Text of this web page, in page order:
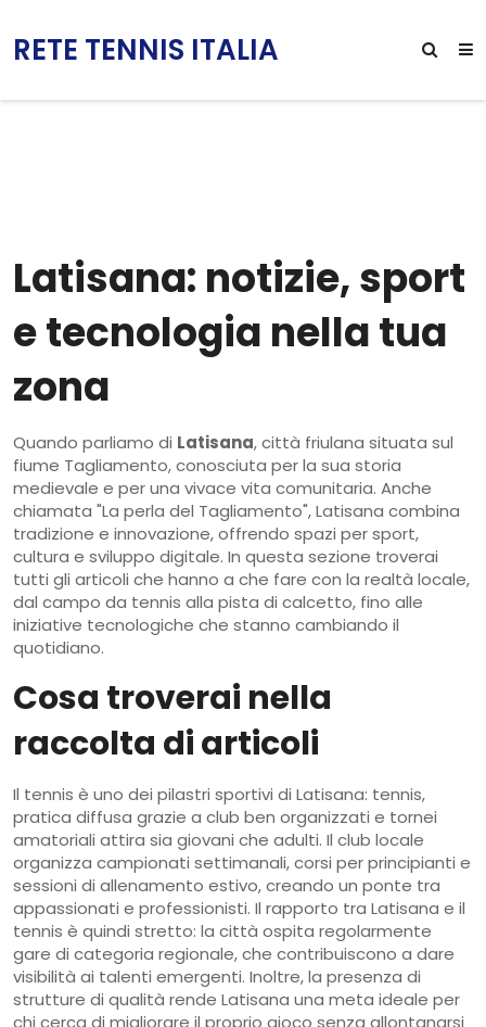
RETE TENNIS ITALIA
Latisana: notizie, sport
e tecnologia nella tua
zona
Quando parliamo di Latisana,città friulana situata sul
fiume Tagliamento, conosciuta per la sua storia
medievale e per una vivace vita comunitaria. Anche
chiamata "La perla del Tagliamento", Latisana combina
tradizione e innovazione, offrendo spazi per sport,
cultura e sviluppo digitale. In questa sezione troverai
tutti gli articoli che hanno a che fare con la realtà locale,
dal campo da tennis alla pista di calcetto, fino alle
iniziative tecnologiche che stanno cambiando il
quotidiano.
Cosa troverai nella
raccolta di articoli
Il tennis è uno dei pilastri sportivi di Latisana: tennis,
pratica diffusa grazie a club ben organizzati e tornei
amatoriali attira sia giovani che adulti. Il club locale
organizza campionati settimanali, corsi per principianti e
sessioni di allenamento estivo, creando un ponte tra
appassionati e professionisti. Il rapporto tra Latisana e il
tennis è quindi stretto: la città ospita regolarmente
gare di categoria regionale, che contribuiscono a dare
visibilità ai talenti emergenti. Inoltre, la presenza di
strutture di qualità rende Latisana una meta ideale per
chi cerca di migliorare il proprio gioco senza allontanarsi